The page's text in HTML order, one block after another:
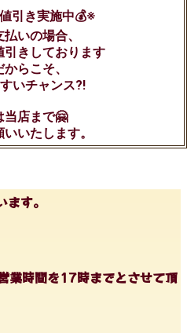
引き実施中💰※
いの場合、
引きしております
らこそ、
いチャンス?!
当店まで🤗
いたします。
す。
業時間を17時までとさせて頂